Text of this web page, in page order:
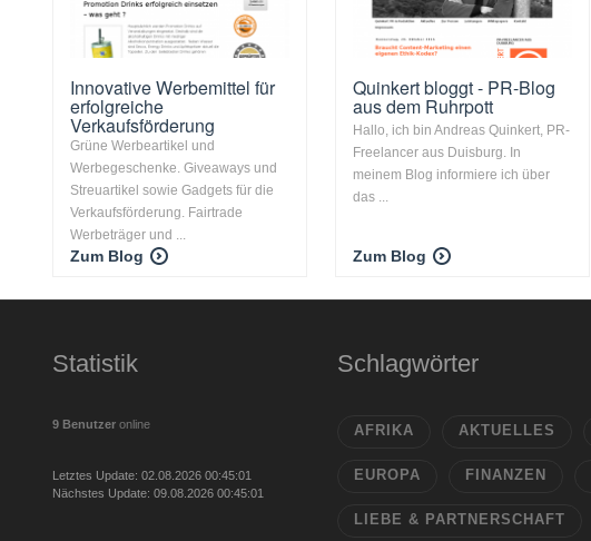
Innovative Werbemittel für
erfolgreiche
Verkaufsförderung
Grüne Werbeartikel und
Werbegeschenke. Giveaways und
Streuartikel sowie Gadgets für die
Verkaufsförderung. Fairtrade
Werbeträger und ...
Zum Blog
Quinkert bloggt - PR-Blog
aus dem Ruhrpott
Hallo, ich bin Andreas Quinkert, PR-
Freelancer aus Duisburg. In
meinem Blog informiere ich über
das ...
Zum Blog
Statistik
9 Benutzer online
Letztes Update: 02.08.2026 00:45:01
Nächstes Update: 09.08.2026 00:45:01
Schlagwörter
AFRIKA AKTUELLES
EUROPA FINANZEN
LIEBE & PARTNERSCHAFT